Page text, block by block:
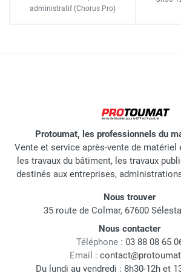
administratif (Chorus Pro)
Protoumat, les professionnels du
Vente et service après-vente de matériel
les travaux du bâtiment, les travaux
destinés aux entreprises,
Nous trouver
35 route de Colmar, 67600
Nous contacter
Téléphone : 03 88 08 65
Email :
Du lundi au vendredi : 8h30-12h et